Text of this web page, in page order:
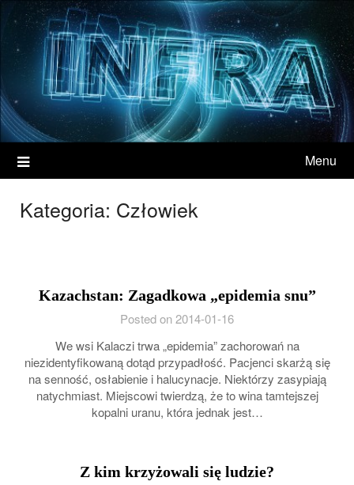
Menu
Kategoria: Człowiek
Kazachstan: Zagadkowa „epidemia snu”
Posted on 2014-01-16
We wsi Kalaczi trwa „epidemia” zachorowań na
niezidentyfikowaną dotąd przypadłość. Pacjenci skarżą się
na senność, osłabienie i halucynacje. Niektórzy zasypiają
natychmiast. Miejscowi twierdzą, że to wina tamtejszej
kopalni uranu, która jednak jest…
Z kim krzyżowali się ludzie?